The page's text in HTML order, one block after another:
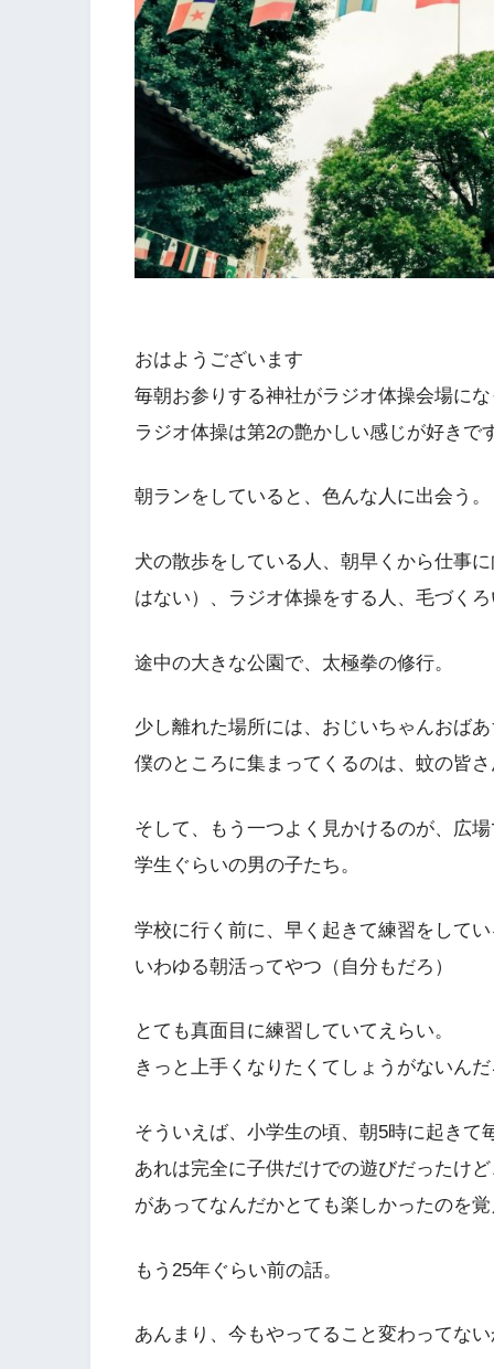
おはようございます
毎朝お参りする神社がラジオ体操会場に
ラジオ体操は第2の艶かしい感じが好きで
朝ランをしていると、色んな人に出会う。
犬の散歩をしている人、朝早くから仕事
はない）、ラジオ体操をする人、毛づく
途中の大きな公園で、太極拳の修行。
少し離れた場所には、おじいちゃんおば
僕のところに集まってくるのは、蚊の皆
そして、もう一つよく見かけるのが、広
学生ぐらいの男の子たち。
学校に行く前に、早く起きて練習をして
いわゆる朝活ってやつ（自分もだろ）
とても真面目に練習していてえらい。
きっと上手くなりたくてしょうがないん
そういえば、小学生の頃、朝5時に起き
あれは完全に子供だけでの遊びだったけ
があってなんだかとても楽しかったのを
もう25年ぐらい前の話。
あんまり、今もやってること変わってな